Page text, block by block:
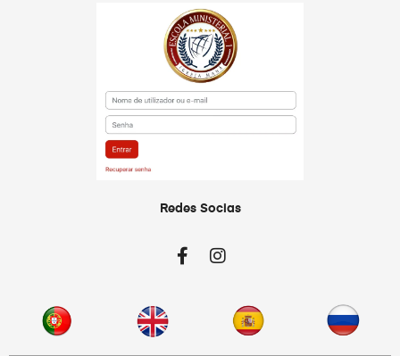
Redes Socias